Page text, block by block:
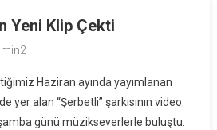
Yeni Klip Çekti
Haziran ayında yayımlanan
yer alan “Şerbetli” şarkısının video
günü müzikseverlerle buluştu.